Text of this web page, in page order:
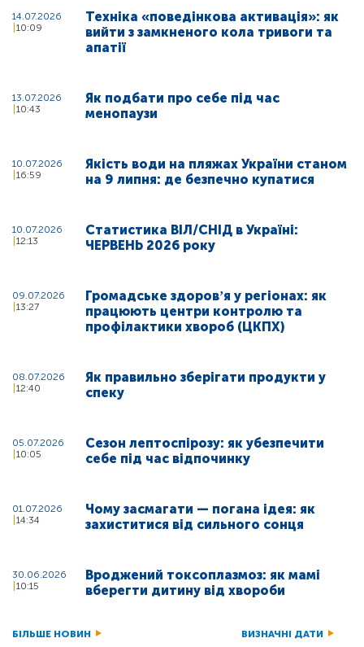
14.07.2026
10:09
Техніка «поведінкова активація»: як
вийти з замкненого кола тривоги та
апатії
13.07.2026
10:43
Як подбати про себе під час
менопаузи
10.07.2026
16:59
Якість води на пляжах України станом
на 9 липня: де безпечно купатися
10.07.2026
12:13
Статистика ВІЛ/СНІД в Україні:
ЧЕРВЕНЬ 2026 року
09.07.2026
13:27
Громадське здоровʼя у регіонах: як
працюють центри контролю та
профілактики хвороб (ЦКПХ)
08.07.2026
12:40
Як правильно зберігати продукти у
спеку
05.07.2026
10:05
Сезон лептоспірозу: як убезпечити
себе під час відпочинку
01.07.2026
14:34
Чому засмагати — погана ідея: як
захиститися від сильного сонця
30.06.2026
10:15
Вроджений токсоплазмоз: як мамі
вберегти дитину від хвороби
БІЛЬШЕ НОВИН ВИЗНАЧНІ ДАТИ